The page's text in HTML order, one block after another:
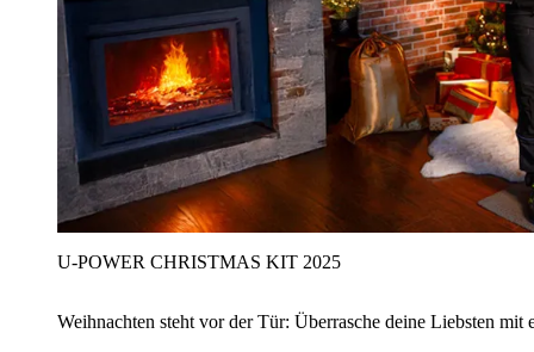
U‑POWER CHRISTMAS KIT 2025
Weihnachten steht vor der Tür: Überrasche deine Liebsten